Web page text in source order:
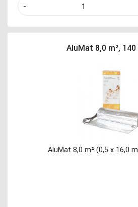
-
AluMat 8,0 m²,
AluMat 8,0 m² (0,5 x 16,0